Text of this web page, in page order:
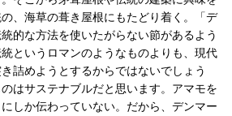
、海草の葺き屋根にもたどり着く。「デ
的な方法を使いたがらない節があるよう
というロマンのようなものよりも、現代
詰めようとするからではないでしょう
はサステナブルだと思います。アマモを
しか伝わっていない。だから、デンマー